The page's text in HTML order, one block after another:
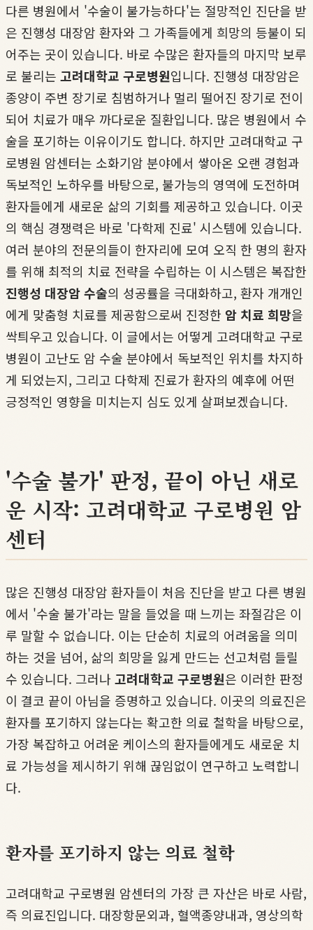
다른 병원에서 '수술이 불가능하다'는 절망적인 진단을 받
은 진행성 대장암 환자와 그 가족들에게 희망의 등불이 되
어주는 곳이 있습니다. 바로 수많은 환자들의 마지막 보루
로 불리는 고려대학교 구로병원입니다. 진행성 대장암은
종양이 주변 장기로 침범하거나 멀리 떨어진 장기로 전이
되어 치료가 매우 까다로운 질환입니다. 많은 병원에서 수
술을 포기하는 이유이기도 합니다. 하지만 고려대학교 구
로병원 암센터는 소화기암 분야에서 쌓아온 오랜 경험과
독보적인 노하우를 바탕으로, 불가능의 영역에 도전하며
환자들에게 새로운 삶의 기회를 제공하고 있습니다. 이곳
의 핵심 경쟁력은 바로 '다학제 진료' 시스템에 있습니다.
여러 분야의 전문의들이 한자리에 모여 오직 한 명의 환자
를 위해 최적의 치료 전략을 수립하는 이 시스템은 복잡한
진행성 대장암 수술의 성공률을 극대화하고, 환자 개개인
에게 맞춤형 치료를 제공함으로써 진정한 암 치료 희망을
싹틔우고 있습니다. 이 글에서는 어떻게 고려대학교 구로
병원이 고난도 암 수술 분야에서 독보적인 위치를 차지하
게 되었는지, 그리고 다학제 진료가 환자의 예후에 어떤
긍정적인 영향을 미치는지 심도 있게 살펴보겠습니다.
'수술 불가' 판정, 끝이 아닌 새로
운 시작: 고려대학교 구로병원 암
센터
많은 진행성 대장암 환자들이 처음 진단을 받고 다른 병원
에서 '수술 불가'라는 말을 들었을 때 느끼는 좌절감은 이
루 말할 수 없습니다. 이는 단순히 치료의 어려움을 의미
하는 것을 넘어, 삶의 희망을 잃게 만드는 선고처럼 들릴
수 있습니다. 그러나고려대학교 구로병원은 이러한 판정
이 결코 끝이 아님을 증명하고 있습니다. 이곳의 의료진은
환자를 포기하지 않는다는 확고한 의료 철학을 바탕으로,
가장 복잡하고 어려운 케이스의 환자들에게도 새로운 치
료 가능성을 제시하기 위해 끊임없이 연구하고 노력합니
다.
환자를 포기하지 않는 의료 철학
고려대학교 구로병원 암센터의 가장 큰 자산은 바로 사람,
즉 의료진입니다. 대장항문외과, 혈액종양내과, 영상의학